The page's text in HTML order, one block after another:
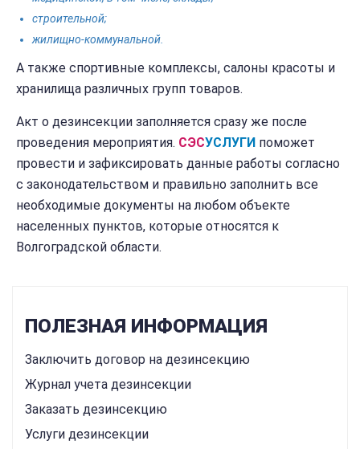
строительной;
жилищно-коммунальной.
А также спортивные комплексы, салоны красоты и
хранилища различных групп товаров.
Акт о дезинсекции заполняется сразу же после
проведения мероприятия. СЭСУСЛУГИ поможет
провести и зафиксировать данные работы согласно
с законодательством и правильно заполнить все
необходимые документы на любом объекте
населенных пунктов, которые относятся к
Волгоградской области.
ПОЛЕЗНАЯ ИНФОРМАЦИЯ
Заключить договор на дезинсекцию
Журнал учета дезинсекции
Заказать дезинсекцию
Услуги дезинсекции